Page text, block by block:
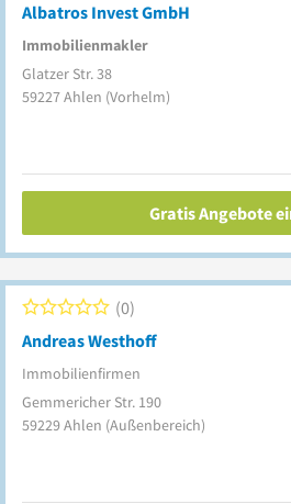
Albatros Invest GmbH
Immobilienmakler
Glatzer Str. 38
59227Ahlen (Vorhelm)
Gratis Angebote
Andreas Westhoff
Immobilienfirmen
0
Gemmericher Str. 190
59229Ahlen (Außenbereich)